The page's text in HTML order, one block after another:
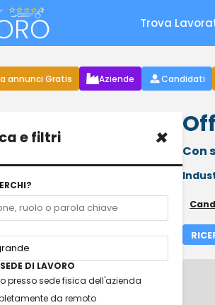
Trova
annunci Gratis Aziende Candidati
e filtri ×
DI LAVORO
presso sede fisica dell'azienda
da remoto
Con